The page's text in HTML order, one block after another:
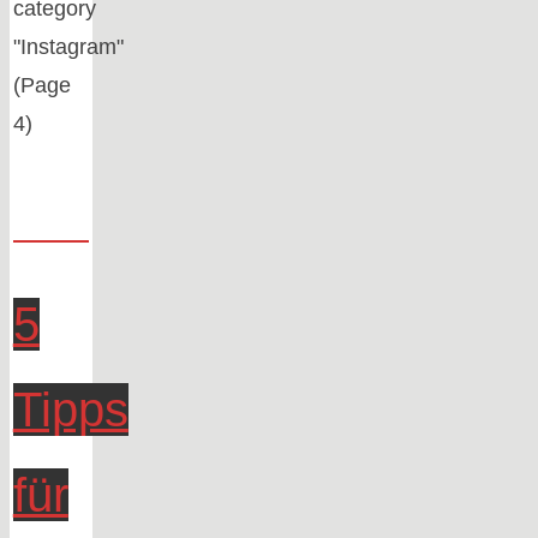
category
"Instagram"
(Page
4)
5
Tipps
für